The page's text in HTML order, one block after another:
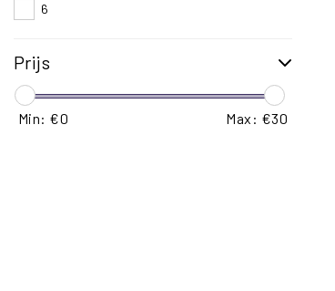
6
Prijs
Min: €0 Max: €30